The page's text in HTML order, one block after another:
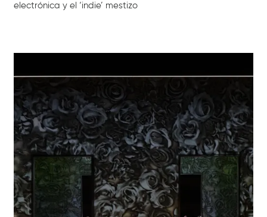
electrónica y el ‘indie’ mestizo